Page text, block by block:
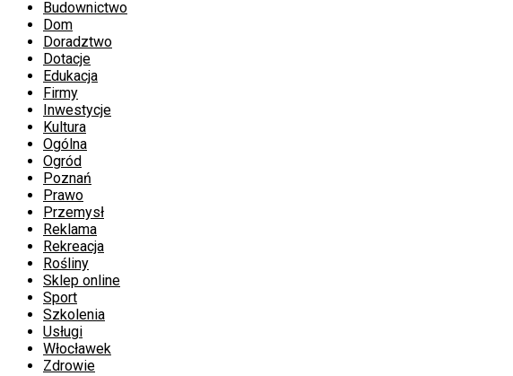
Budownictwo
Dom
Doradztwo
Dotacje
Edukacja
Firmy
Inwestycje
Kultura
Ogólna
Ogród
Poznań
Prawo
Przemysł
Reklama
Rekreacja
Rośliny
Sklep online
Sport
Szkolenia
Usługi
Włocławek
Zdrowie